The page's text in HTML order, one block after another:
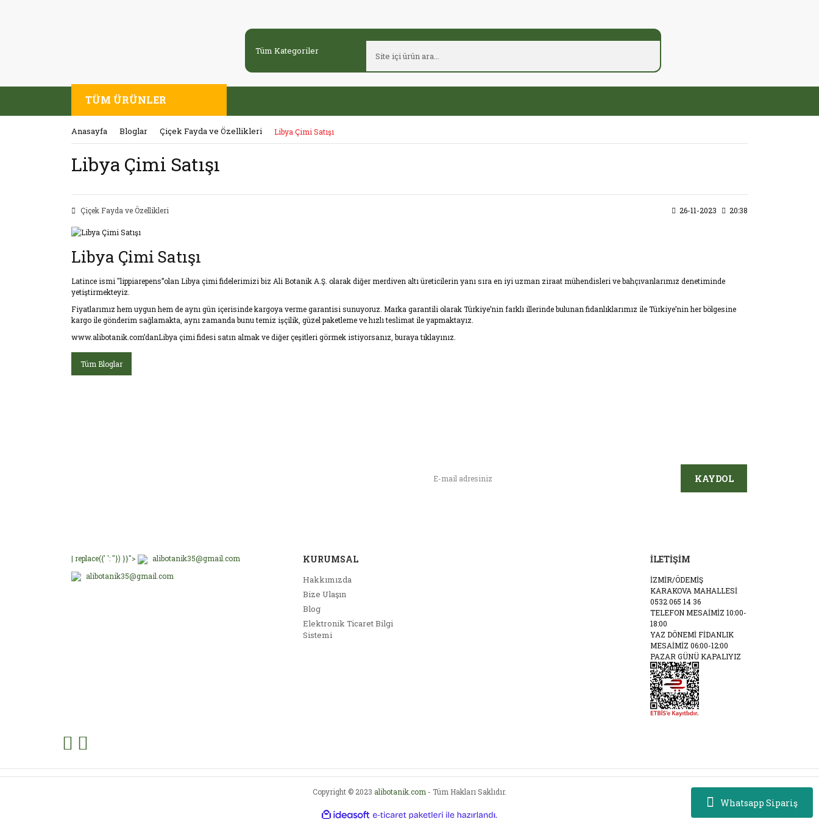
Whatsapp Sipariş
TÜM ÜRÜNLER
Anasayfa Bloglar Çiçek Fayda ve Özellikleri Libya Çimi Satışı
Libya Çimi Satışı
Çiçek Fayda ve Özellikleri 26-11-2023 20:38
Libya Çimi Satışı
Latince ismi "lippiarepens”olan Libya çimi fidelerimizi biz Ali Botanik A.Ş. olarak diğer merdiven altı üreticilerin yanı sıra en iyi uzman ziraat mühendisleri ve bahçıvanlarımız denetiminde
yetiştirmekteyiz.
Fiyatlarımız hem uygun hem de aynı gün içerisinde kargoya verme garantisi sunuyoruz. Marka garantili olarak Türkiye’nin farklı illerinde bulunan fidanlıklarımız ile Türkiye’nin her bölgesine
kargo ile gönderim sağlamakta, aynı zamanda bunu temiz işçilik, güzel paketleme ve hızlı teslimat ile yapmaktayız.
www.alibotanik.com’danLibya çimi fidesi satın almak ve diğer çeşitleri görmek istiyorsanız, buraya tıklayınız.
Tüm Bloglar
KAYDOL
| replace({' ': ''}) }}">
alibotanik35@gmail.com
alibotanik35@gmail.com
KURUMSAL
Hakkımızda
Bize Ulaşın
Blog
Elektronik Ticaret Bilgi
Sistemi
İLETİŞİM
İZMİR/ÖDEMİŞ
KARAKOVA MAHALLESİ
0532 065 14 36
TELEFON MESAİMİZ 10:00-
18:00
YAZ DÖNEMİ FİDANLIK
MESAİMİZ 06:00-12:00
PAZAR GÜNÜ KAPALIYIZ
Copyright © 2023 alibotanik.com - Tüm Hakları Saklıdır.
ideasoft e-